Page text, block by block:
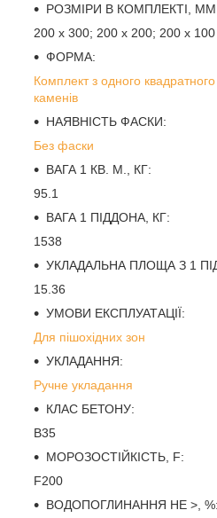
РОЗМІРИ В КОМПЛЕКТІ,
200 х 300; 200 х 200; 200 х 100
ФОРМА:
Комплект з одного
каменів
НАЯВНІСТЬ ФАСКИ:
Без фаски
ВАГА 1 КВ. М., КГ:
95.1
ВАГА 1 ПІДДОНА, КГ:
1538
УКЛАДАЛЬНА ПЛОЩА З 1
15.36
УМОВИ ЕКСПЛУАТАЦІЇ:
Для пішохідних зон
УКЛАДАННЯ:
Ручне укладання
КЛАС БЕТОНУ:
B35
МОРОЗОСТІЙКІСТЬ, F:
F200
ВОДОПОГЛИНАННЯ НЕ >, %: